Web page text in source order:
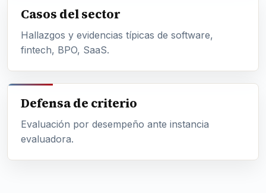
Casos del sector
Hallazgos y evidencias típicas de software,
fintech, BPO, SaaS.
Defensa de criterio
Evaluación por desempeño ante instancia
evaluadora.